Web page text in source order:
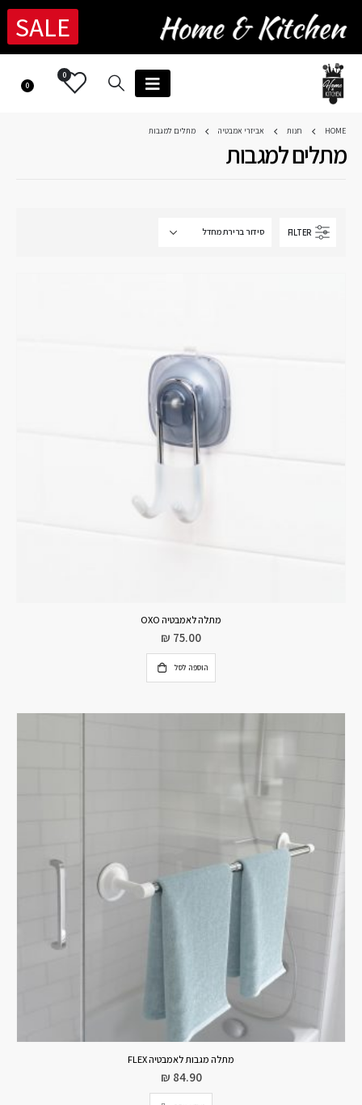
SALE
0
0
HOME חנות אביזרי אמבטיה מתלים למגבות
מתלים למגבות
FILTER
מתלה לאמבטיה OXO
₪ 75.00
הוספה לסל
מתלה מגבות לאמבטיה FLEX
₪ 84.90